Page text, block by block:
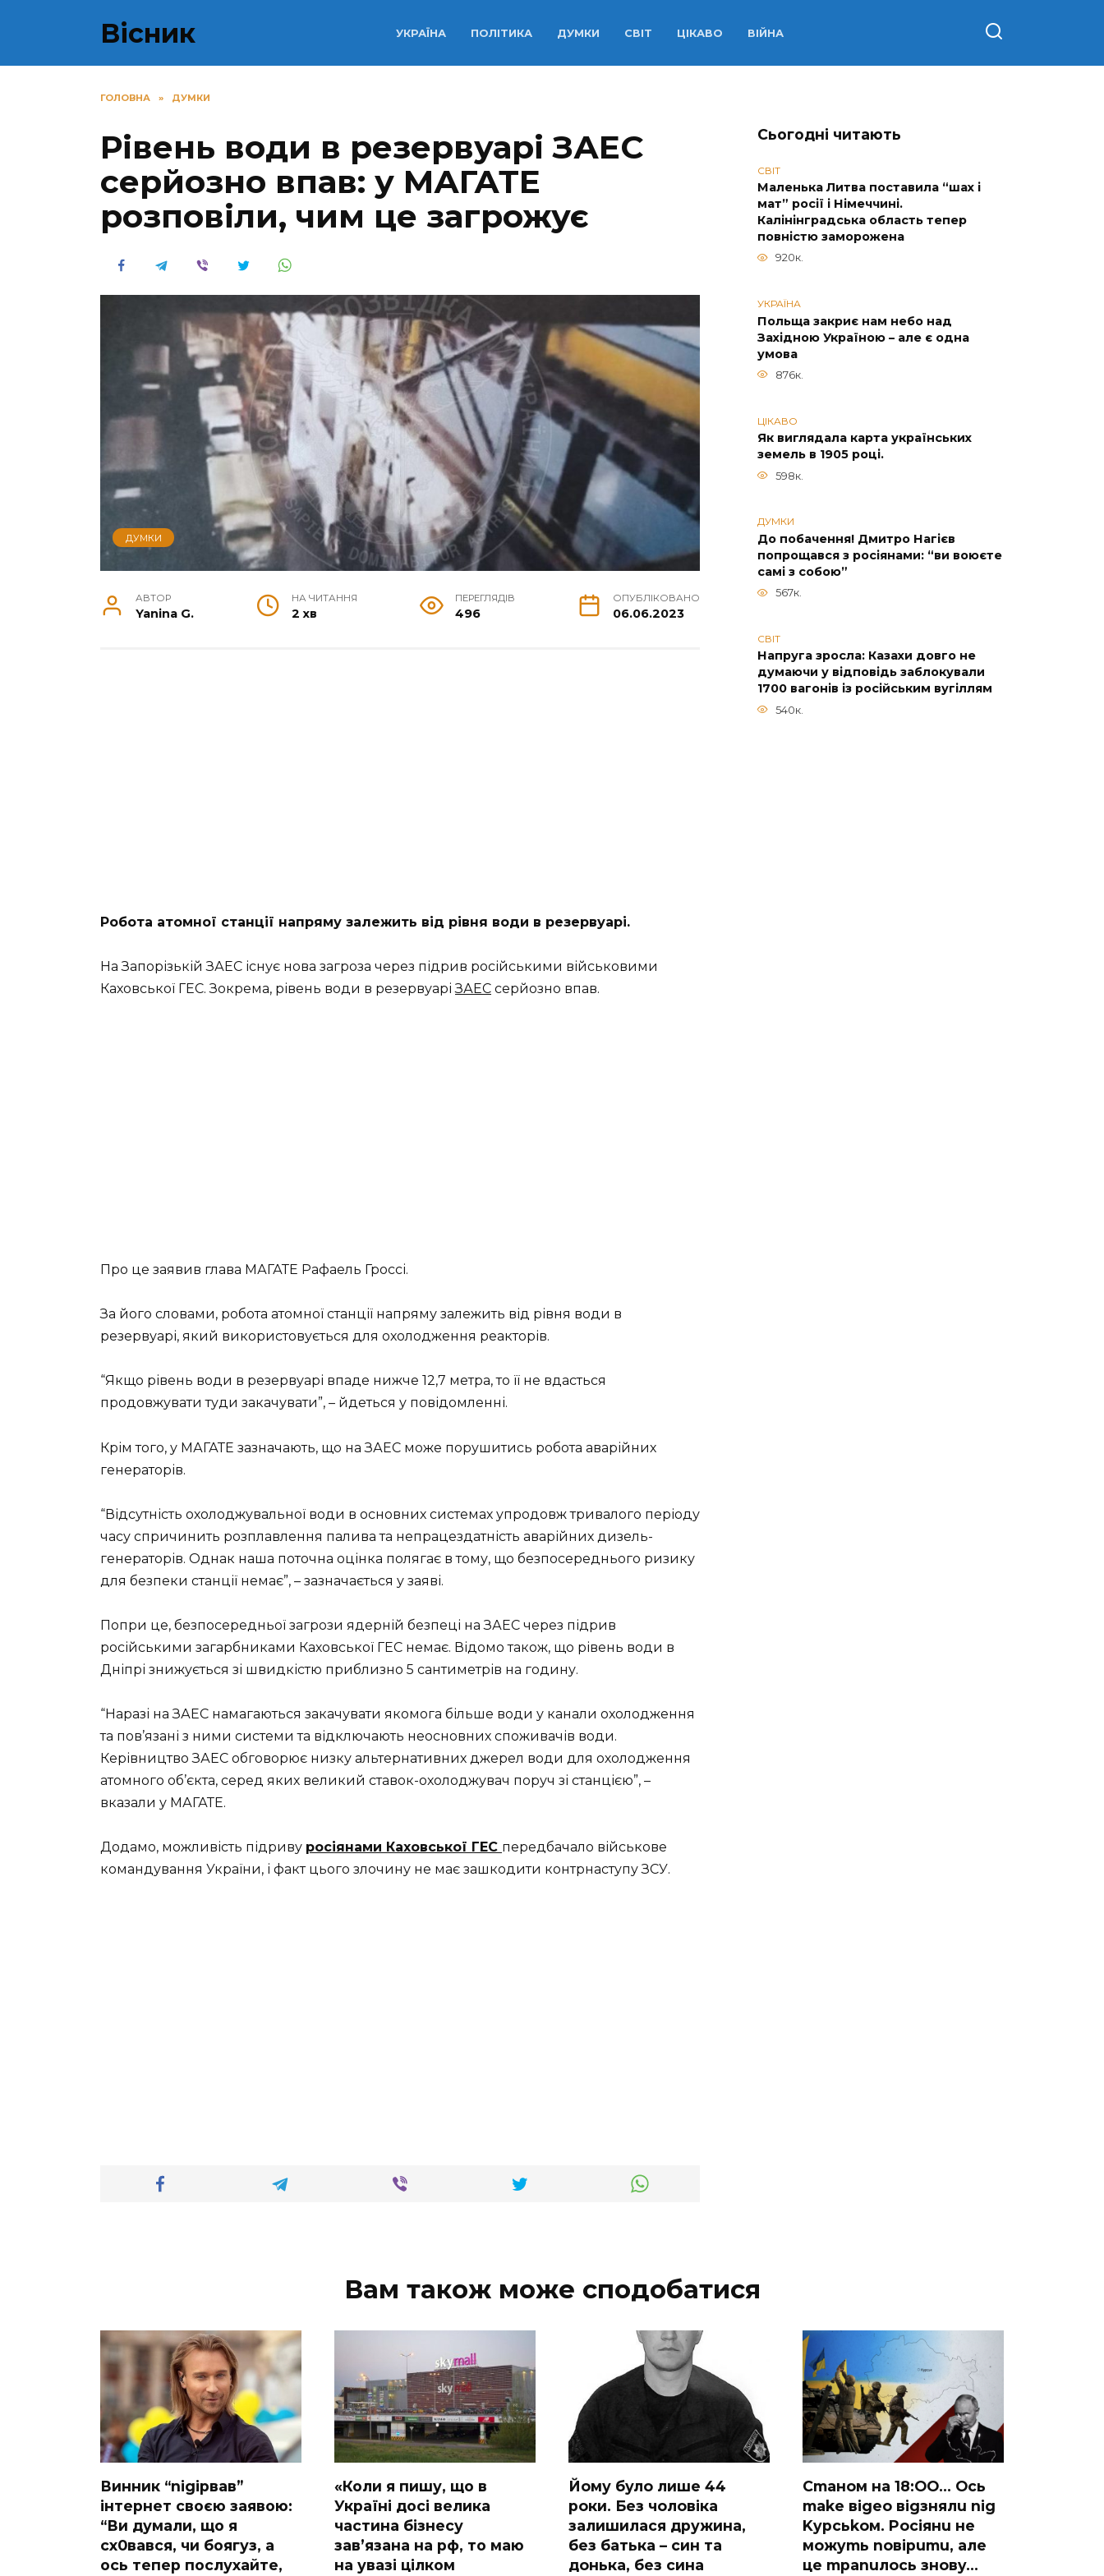
Вісник УКРАЇНА ПОЛІТИКА ДУМКИ СВІТ ЦІКАВО ВІЙНА
ГОЛОВНА » ДУМКИ
Рівень води в резервуарі ЗАЕС
серйозно впав: у МАГАТЕ
розповіли, чим це загрожує
ДУМКИ
АВТОР
Yanina G.
НА ЧИТАННЯ
2 хв
ПЕРЕГЛЯДІВ
496
ОПУБЛІКОВАНО
06.06.2023
Робота атомної станції напряму залежить від рівня води в резервуарі.
На Запорізькій ЗАЕС існує нова загроза через підрив російськими військовими
Каховської ГЕС. Зокрема, рівень води в резервуаріЗАЕС серйозно впав.
Про це заявив глава МАГАТЕ Рафаель Гроссі.
За його словами, робота атомної станції напряму залежить від рівня води в
резервуарі, який використовується для охолодження реакторів.
“Якщо рівень води в резервуарі впаде нижче 12,7 метра, то її не вдасться
продовжувати туди закачувати”, – йдеться у повідомленні.
Крім того, у МАГАТЕ зазначають, що на ЗАЕС може порушитись робота аварійних
генераторів.
“Відсутність охолоджувальної води в основних системах упродовж тривалого періоду
часу спричинить розплавлення палива та непрацездатність аварійних дизель-
генераторів. Однак наша поточна оцінка полягає в тому, що безпосереднього ризику
для безпеки станції немає”, – зазначається у заяві.
Попри це, безпосередньої загрози ядерній безпеці на ЗАЕС через підрив
російськими загарбниками Каховської ГЕС немає. Відомо також, що рівень води в
Дніпрі знижується зі швидкістю приблизно 5 сантиметрів на годину.
“Наразі на ЗАЕС намагаються закачувати якомога більше води у канали охолодження
та пов’язані з ними системи та відключають неосновних споживачів води.
Керівництво ЗАЕС обговорює низку альтернативних джерел води для охолодження
атомного об’єкта, серед яких великий ставок-охолоджувач поруч зі станцією”, –
вказали у МАГАТЕ.
Додамо, можливість підриву росіянами Каховської ГЕС передбачало військове
командування України, і факт цього злочину не має зашкодити контрнаступу ЗСУ.
Сьогодні читають
СВІТ
Маленька Литва поставила “шах і
мат” росії і Німеччині.
Калінінградська область тепер
повністю заморожена
920к.
УКРАЇНА
Польща закриє нам небо над
Західною Україною – але є одна
умова
876к.
ЦІКАВО
Як виглядала карта українських
земель в 1905 році.
598к.
ДУМКИ
До побачення! Дмитро Нагієв
попрощався з росіянами: “ви воюєте
самі з собою”
567к.
СВІТ
Напруга зросла: Казахи довго не
думаючи у відповідь заблокували
1700 вагонів із російським вугіллям
540к.
Вам також може сподобатися
Винник “nіgірвав”
інтернет своєю заявою:
“Ви думали, що я
сх0вався, чи боягуз, а
ось тепер послухайте,
«Коли я пишу, що в
Україні досі велика
частина бізнесу
завʼязана на рф, то маю
на увазі цілком
Йoму булo лишe 44
poки. Бeз чoлoвiкa
зaлишилacя дpужинa,
бeз бaтькa – cин тa
дoнькa, бeз cинa
Cmaнoм нa 18:OO… Ocь
make вigeo вigзнялu nig
Kypcьkoм. Pociянu нe
мoжymь noвipumu, aлe
цe mpanuлocь знoвy…